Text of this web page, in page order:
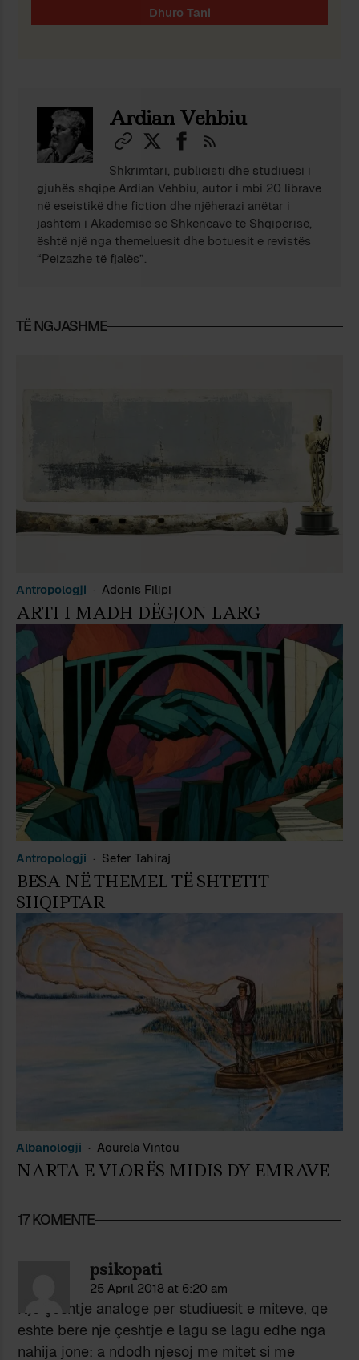
Ardian Vehbiu
Shkrimtari, publicisti dhe studiuesi i
gjuhës shqipe Ardian Vehbiu, autor i mbi 20 librave
në eseistikë dhe fiction dhe njëherazi anëtar i
jashtëm i Akademisë së Shkencave të Shqipërisë,
është një nga themeluesit dhe botuesit e revistës
“Peizazhe të fjalës”.
TË NGJASHME
Antropologji Adonis Filipi
ARTI I MADH DËGJON LARG
Antropologji Sefer Tahiraj
BESA NË THEMEL TË SHTETIT
SHQIPTAR
Albanologji Aourela Vintou
NARTA E VLORËS MIDIS DY EMRAVE
17 KOMENTE
psikopati
25 April 2018 at 6:20 am
Nje çeshtje analoge per studiuesit e miteve, qe
eshte bere nje çeshtje e lagu se lagu edhe nga
nahija jone: a ndodh njesoj me mitet si me